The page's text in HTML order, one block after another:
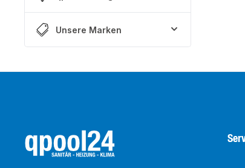
Unsere Marken